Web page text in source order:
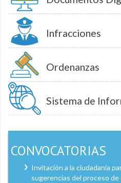
Infracciones
Ordenanzas
Sistema de
CONVOCATORIAS
Invitación a la ciudadanía
sugerencias del proceso